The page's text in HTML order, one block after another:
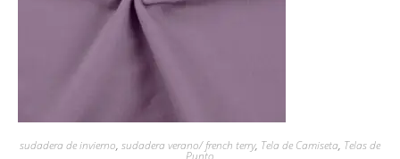
sudadera de invierno, sudadera verano/ french terry, Tela de Camiseta, Telas de
Punto